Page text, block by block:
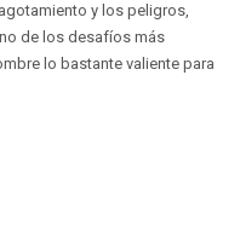
y los peligros,
de los desafíos más
lo bastante valiente para